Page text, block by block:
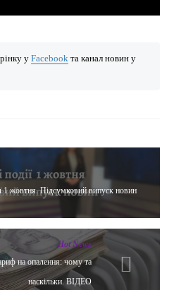
у Facebook та канал новин у
1 жовтня. Підсумковий випуск новин
Hot News
на опалення: чому та
наскільки. ВІДЕО